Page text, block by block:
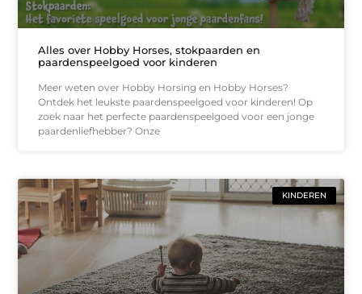
Alles over Hobby Horses, stokpaarden en
paardenspeelgoed voor kinderen
Meer weten over Hobby Horsing en Hobby Horses?
Ontdek het leukste paardenspeelgoed voor kinderen! Op
zoek naar het perfecte paardenspeelgoed voor een jonge
paardenliefhebber? Onze
KINDEREN